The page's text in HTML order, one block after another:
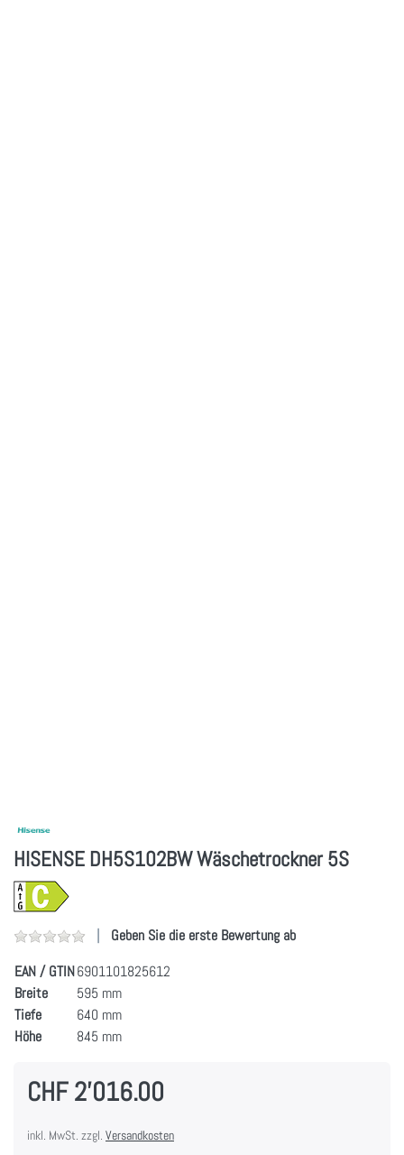
HISENSE DH5S102BW Wäschetrockner 5S
Geben Sie die erste Bewertung ab
EAN / GTIN6901101825612
Breite
595 mm
Tiefe
640 mm
Höhe
845 mm
CHF 2'016.00
inkl. MwSt. zzgl. Versandkosten